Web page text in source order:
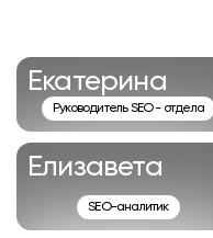
Екатерина
Руководитель SEO - отдела
Елизавета
SEO-аналитик